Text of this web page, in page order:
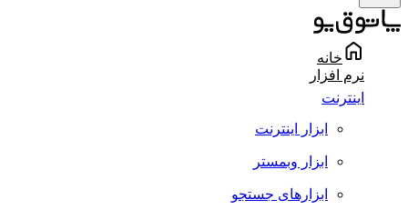
خانه
نرم افزار
اینترنت
ابزار اینترنت
ابزار وبمستر
ابزارهای جستجو